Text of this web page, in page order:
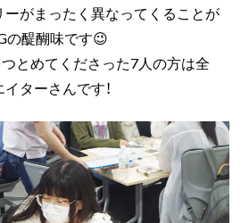
ーがまったく異なってくることが
の醍醐味です😉
とめてくださった7人の方は全
ターさんです！